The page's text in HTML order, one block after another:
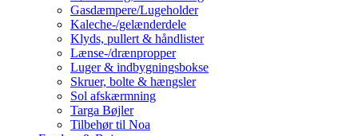
Gasdæmpere/Lugeholder
Kaleche-/gelænderdele
Klyds, pullert & håndlister
Lænse-/drænpropper
Luger & indbygningsbokse
Skruer, bolte & hængsler
Sol afskærmning
Targa Bøjler
Tilbehør til Noa